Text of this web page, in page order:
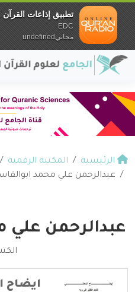
الرئيسية المكتبة الرقمية
عبدالرحمن علي محمد
عبدالرحمن علي
ايضاح
تطبيق إذاعات القرآن
EDC
مجانيundefined